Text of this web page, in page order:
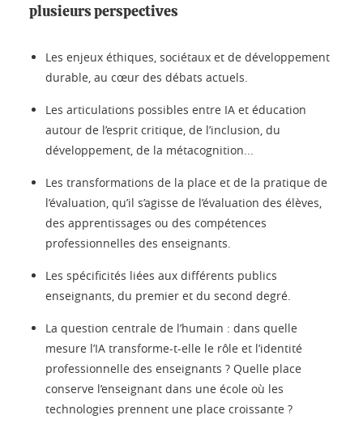
plusieurs perspectives
Les enjeux éthiques, sociétaux et de développement
durable, au cœur des débats actuels.
Les articulations possibles entre IA et éducation
autour de l’esprit critique, de l’inclusion, du
développement, de la métacognition...
Les transformations de la place et de la pratique de
l’évaluation, qu’il s’agisse de l’évaluation des élèves,
des apprentissages ou des compétences
professionnelles des enseignants.
Les spécificités liées aux différents publics
enseignants, du premier et du second degré.
La question centrale de l’humain : dans quelle
mesure l’IA transforme-t-elle le rôle et l’identité
professionnelle des enseignants ? Quelle place
conserve l’enseignant dans une école où les
technologies prennent une place croissante ?